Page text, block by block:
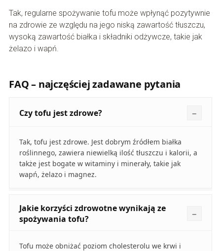
Tak, regularne spożywanie tofu może wpłynąć pozytywnie
na zdrowie ze względu na jego niską zawartość tłuszczu,
wysoką zawartość białka i składniki odżywcze, takie jak
żelazo i wapń.
FAQ – najczęściej zadawane pytania
Czy tofu jest zdrowe?
Tak, tofu jest zdrowe. Jest dobrym źródłem białka
roślinnego, zawiera niewielką ilość tłuszczu i kalorii, a
także jest bogate w witaminy i minerały, takie jak
wapń, żelazo i magnez.
Jakie korzyści zdrowotne wynikają ze
spożywania tofu?
Tofu może obniżać poziom cholesterolu we krwi i